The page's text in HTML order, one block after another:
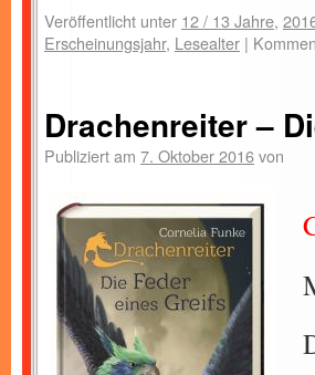
Veröffentlicht unter 12 / 13 Jahre,
Erscheinungsjahr, Lesealter |
Drachenreiter –
Publiziert am 7. Oktober 2016von